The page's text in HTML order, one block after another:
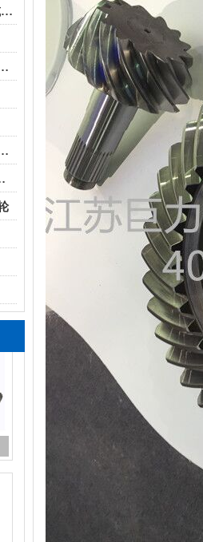
DCY、DBY硬齿面减速机伞齿轮系列
侧向推进器--弧锥齿轮系列
轮磨齿伞齿轮
速机配件